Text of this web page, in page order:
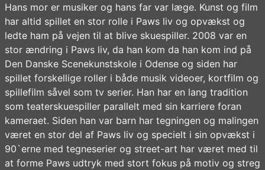
Hans mor er musiker og hans far var læge. Kunst og film
har altid spillet en stor rolle i Paws liv og opvækst og
ledte ham på vejen til at blive skuespiller. 2008 var en
stor ændring i Paws liv, da han kom da han kom ind på
Den Danske Scenekunstskole i Odense og siden har
spillet forskellige roller i både musik videoer, kortfilm og
spillefilm såvel som tv serier. Han har en lang tradition
som teaterskuespiller parallelt med sin karriere foran
kameraet. Siden han var barn har tegningen og malingen
været en stor del af Paws liv og specielt i sin opvækst i
90`erne med tegneserier og street-art har været med til
at forme Paws udtryk med stort fokus på motiv og streg